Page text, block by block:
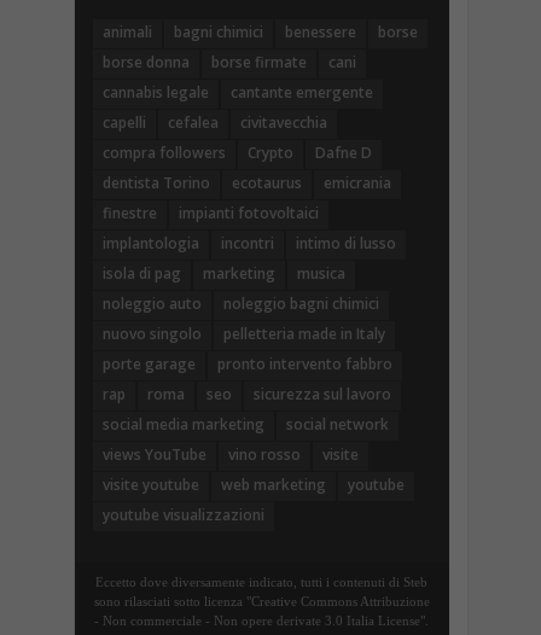
animali bagni chimici benessere
borse
borse donna
borse firmate
cani
cannabis legale
cantante emergente
capelli
cefalea
civitavecchia
compra followers
Crypto
Dafne D
dentista Torino
ecotaurus
emicrania
finestre
impianti fotovoltaici
implantologia
incontri
intimo di lusso
isola di pag
marketing
musica
noleggio auto
noleggio bagni chimici
nuovo singolo
pelletteria made in Italy
porte garage
pronto intervento fabbro
rap
roma seo
sicurezza sul lavoro
social media marketing
social network
views YouTube
vino rosso
visite
visite youtube
web marketing
youtube
youtube visualizzazioni
Eccetto dove diversamente indicato, tutti i contenuti di Steb
sono rilasciati sotto licenza "Creative Commons Attribuzione
- Non commerciale - Non opere derivate 3.0 Italia License".